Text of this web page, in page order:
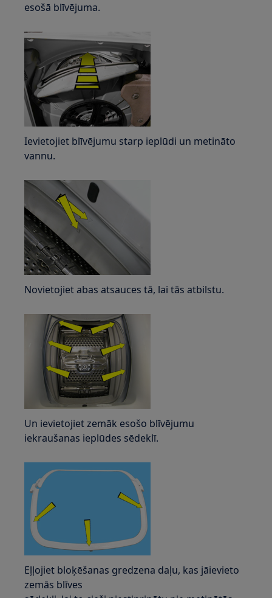
esošā blīvējuma.
Ievietojiet blīvējumu starp ieplūdi un metināto
vannu.
Novietojiet abas atsauces tā, lai tās atbilstu.
Un ievietojiet zemāk esošo blīvējumu
iekraušanas ieplūdes sēdeklī.
Eļļojiet bloķēšanas gredzena daļu, kas jāievieto
zemās blīves